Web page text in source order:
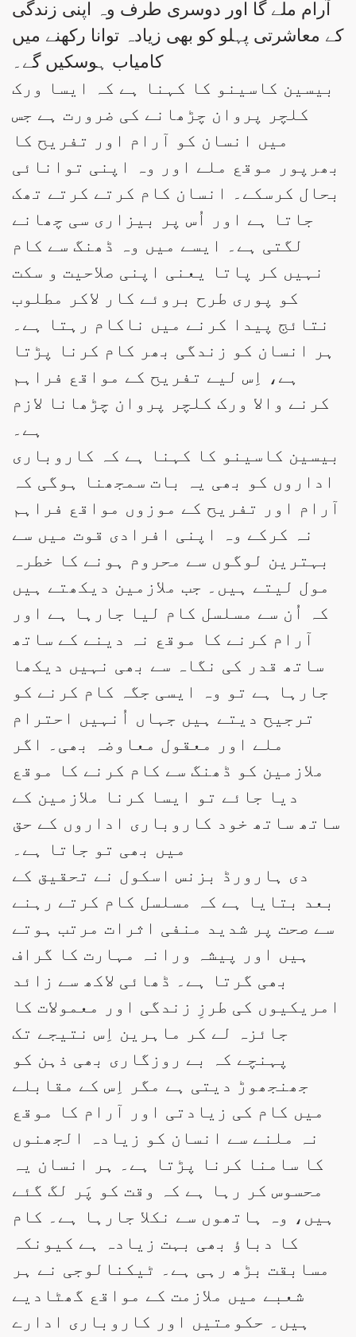
آرام ملے گا اور دوسری طرف وہ اپنی زندگی
کے معاشرتی پہلو کو بھی زیادہ توانا رکھنے میں
کامیاب ہوسکیں گے۔
بیسین کاسینو کا کہنا ہے کہ ایسا ورک
کلچر پروان چڑھانے کی ضرورت ہے جس
میں انسان کو آرام اور تفریح کا
بھرپور موقع ملے اور وہ اپنی توانائی
بحال کرسکے۔ انسان کام کرتے کرتے تھک
جاتا ہے اور اُس پر بیزاری سی چھانے
لگتی ہے۔ ایسے میں وہ ڈھنگ سے کام
نہیں کر پاتا یعنی اپنی صلاحیت و سکت
کو پوری طرح بروئے کار لاکر مطلوب
نتائج پیدا کرنے میں ناکام رہتا ہے۔
ہر انسان کو زندگی بھر کام کرنا پڑتا
ہے، اِس لیے تفریح کے مواقع فراہم
کرنے والا ورک کلچر پروان چڑھانا لازم
ہے۔
بیسین کاسینو کا کہنا ہے کہ کاروباری
اداروں کو بھی یہ بات سمجھنا ہوگی کہ
آرام اور تفریح کے موزوں مواقع فراہم
نہ کرکے وہ اپنی افرادی قوت میں سے
بہترین لوگوں سے محروم ہونے کا خطرہ
مول لیتے ہیں۔ جب ملازمین دیکھتے ہیں
کہ اُن سے مسلسل کام لیا جارہا ہے اور
آرام کرنے کا موقع نہ دینے کے ساتھ
ساتھ قدر کی نگاہ سے بھی نہیں دیکھا
جارہا ہے تو وہ ایسی جگہ کام کرنے کو
ترجیح دیتے ہیں جہاں اُنہیں احترام
ملے اور معقول معاوضہ بھی۔ اگر
ملازمین کو ڈھنگ سے کام کرنے کا موقع
دیا جائے تو ایسا کرنا ملازمین کے
ساتھ ساتھ خود کاروباری اداروں کے حق
میں بھی تو جاتا ہے۔
دی ہارورڈ بزنس اسکول نے تحقیق کے
بعد بتایا ہے کہ مسلسل کام کرتے رہنے
سے صحت پر شدید منفی اثرات مرتب ہوتے
ہیں اور پیشہ ورانہ مہارت کا گراف
بھی گرتا ہے۔ ڈھائی لاکھ سے زائد
امریکیوں کی طرزِ زندگی اور معمولات کا
جائزہ لے کر ماہرین اِس نتیجے تک
پہنچے کہ بے روزگاری بھی ذہن کو
جھنجھوڑ دیتی ہے مگر اِس کے مقابلے
میں کام کی زیادتی اور آرام کا موقع
نہ ملنے سے انسان کو زیادہ الجھنوں
کا سامنا کرنا پڑتا ہے۔ ہر انسان یہ
محسوس کر رہا ہے کہ وقت کو پَر لگ گئے
ہیں، وہ ہاتھوں سے نکلا جارہا ہے۔ کام
کا دباؤ بھی بہت زیادہ ہے کیونکہ
مسابقت بڑھ رہی ہے۔ ٹیکنالوجی نے ہر
شعبے میں ملازمت کے مواقع گھٹادیے
ہیں۔ حکومتیں اور کاروباری ادارے